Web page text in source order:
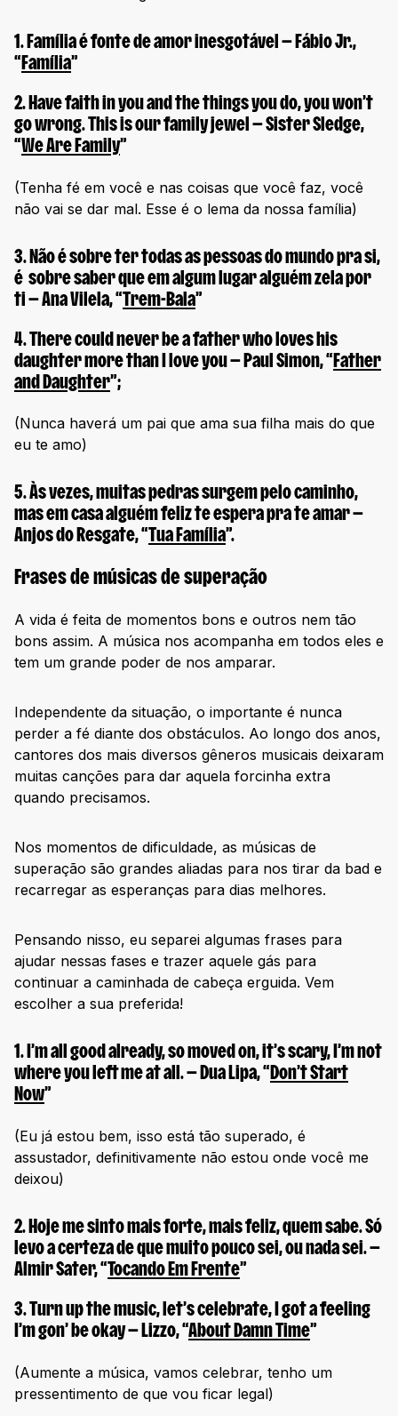
1.Família é fonte de amor inesgotável— Fábio Jr.,
“Família”
2. Have faith in you and the things you do, you won’t
go wrong. This is our family jewel — Sister Sledge,
“We Are Family”
(Tenha fé em você e nas coisas que você faz, você
não vai se dar mal. Esse é o lema da nossa família)
3. Não é sobre ter todas as pessoas do mundo pra si,
é sobre saber que em algum lugar alguém zela por
ti— Ana Vilela, “Trem-Bala”
4.There could never be a father who loves his
daughter more than I love you— Paul Simon, “ Father
and Daughter”;
(Nunca haverá um pai que ama sua filha mais do que
eu te amo)
5.Às vezes, muitas pedras surgem pelo caminho,
mas em casa alguém feliz te espera pra te amar—
Anjos do Resgate, “Tua Família”.
Frases de músicas de superação
A vida é feita de momentos bons e outros nem tão
bons assim. A música nos acompanha em todos eles e
tem um grande poder de nos amparar.
Independente da situação, o importante é nunca
perder a fé diante dos obstáculos. Ao longo dos anos,
cantores dos mais diversos gêneros musicais deixaram
muitas canções para dar aquela forcinha extra
quando precisamos.
Nos momentos de dificuldade, as músicas de
superação são grandes aliadas para nos tirar da bad e
recarregar as esperanças para dias melhores.
Pensando nisso, eu separei algumas frases para
ajudar nessas fases e trazer aquele gás para
continuar a caminhada de cabeça erguida. Vem
escolher a sua preferida!
1.I’m all good already, so moved on, it’s scary, I’m not
where you left me at all.— Dua Lipa, “Don’t Start
Now”
(Eu já estou bem, isso está tão superado, é
assustador, definitivamente não estou onde você me
deixou)
2. Hoje me sinto mais forte, mais feliz, quem sabe. Só
levo a certeza de que muito pouco sei, ou nada sei . —
Almir Sater, “ Tocando Em Frente”
3.Turn up the music, let’s celebrate, I got a feeling
I’m gon’ be okay— Lizzo, “About Damn Time”
(Aumente a música, vamos celebrar, tenho um
pressentimento de que vou ficar legal)